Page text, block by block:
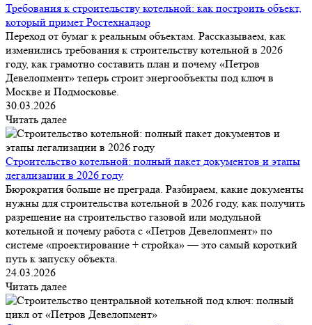
Требования к строительству котельной: как построить объект,
который примет Ростехнадзор
Переход от бумаг к реальным объектам. Рассказываем, как
изменились требования к строительству котельной в 2026
году, как грамотно составить план и почему «Петров
Девелопмент» теперь строит энергообъекты под ключ в
Москве и Подмосковье.
30.03.2026
Читать далее
Строительство котельной: полный пакет документов и этапы
легализации в 2026 году
Бюрократия больше не преграда. Разбираем, какие документы
нужны для строительства котельной в 2026 году, как получить
разрешение на строительство газовой или модульной
котельной и почему работа с «Петров Девелопмент» по
системе «проектирование + стройка» — это самый короткий
путь к запуску объекта.
24.03.2026
Читать далее